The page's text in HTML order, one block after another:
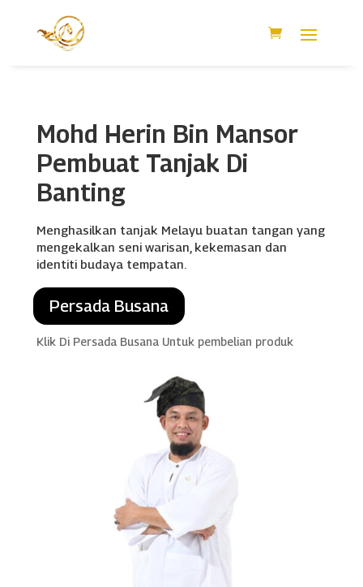
Mohd Herin Bin Mansor
Pembuat Tanjak Di
Banting
Menghasilkan tanjak Melayu buatan tangan yang
mengekalkan seni warisan, kekemasan dan
identiti budaya tempatan.
Persada Busana
Klik Di Persada Busana Untuk pembelian produk